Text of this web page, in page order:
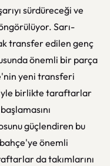
sürdüreceği ve
Sarı-
transfer edilen genç
önemli bir parça
yeni transferi
birlikte taraftarlar
güçlendiren bu
önemli
da takımlarını